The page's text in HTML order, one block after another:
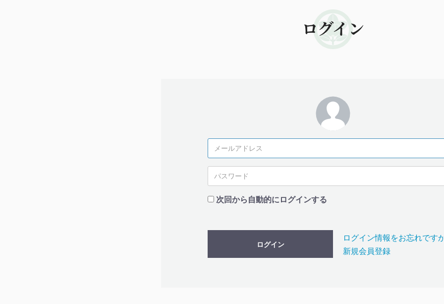
ログイン
次回から自動的にログインする
ログイン
ログイン情報をお忘れです
新規会員登録